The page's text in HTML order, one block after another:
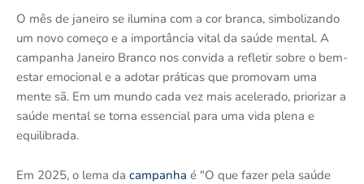
O mês de janeiro se ilumina com a cor branca, simbolizando
um novo começo e a importância vital da saúde mental. A
campanha Janeiro Branco nos convida a refletir sobre o bem-
estar emocional e a adotar práticas que promovam uma
mente sã. Em um mundo cada vez mais acelerado, priorizar a
saúde mental se torna essencial para uma vida plena e
equilibrada.
Em 2025, o lema da campanha é "O que fazer pela saúde